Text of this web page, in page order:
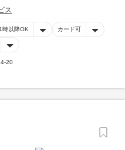
ス
時以降OK カード可
4-20